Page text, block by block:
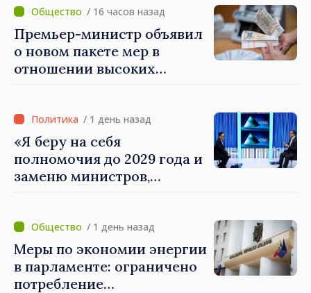
экономики: премьер-
министр Василе Тофан
посетил Агентство
электронного управления
/ 16 часов назад
Премьер-министр объявил
о новом пакете мер в
отношении высоких
/ 1 день назад
«Я беру на себя
полномочия до 2029 года и
заменю министров,
премьер-министр Василе
Тофан
/ 1 день назад
Меры по экономии энергии
в парламенте: ограничено
потребление